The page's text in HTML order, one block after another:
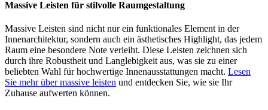
Massive Leisten für stilvolle Raumgestaltung
Massive Leisten sind nicht nur ein funktionales Element in der
Innenarchitektur, sondern auch ein ästhetisches Highlight, das jedem
Raum eine besondere Note verleiht. Diese Leisten zeichnen sich
durch ihre Robustheit und Langlebigkeit aus, was sie zu einer
beliebten Wahl für hochwertige Innenausstattungen macht. Lesen
Sie mehr über massive leisten und entdecken Sie, wie sie Ihr
Zuhause aufwerten können.